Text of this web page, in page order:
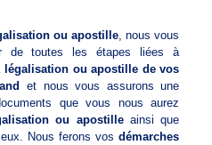
ou apostille, nous vous
de toutes les étapes liées à
légalisation ou apostille de vos
et nous vous assurons une
que vous nous aurez
ou apostilleainsi que
Nous ferons vosdémarches